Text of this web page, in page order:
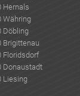
Hernals
Währing
Döbling
Brigittenau
Floridsdorf
Donaustadt
Liesing